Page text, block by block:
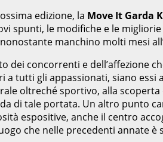
edizione, la Move It Garda
spunti, le modifiche e le
manchino molti mesi
concorrenti e dell’affezione
a tutti gli appassionati, siano
oltreché sportivo, alla
di tale portata. Un altro punto
espositive, anche il centro
che nelle precedenti annate